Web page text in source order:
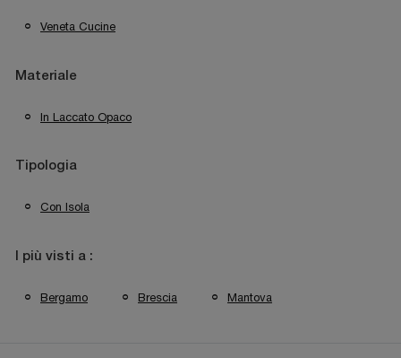
Veneta Cucine
Materiale
In Laccato Opaco
Tipologia
Con Isola
I più visti a :
Bergamo Brescia Mantova